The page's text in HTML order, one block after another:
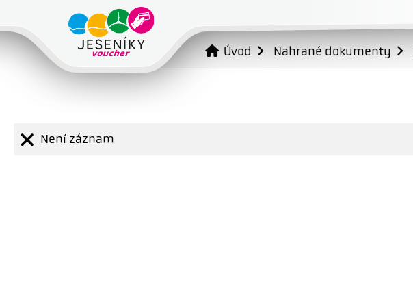
Úvod Nahrané dokumenty
Není záznam